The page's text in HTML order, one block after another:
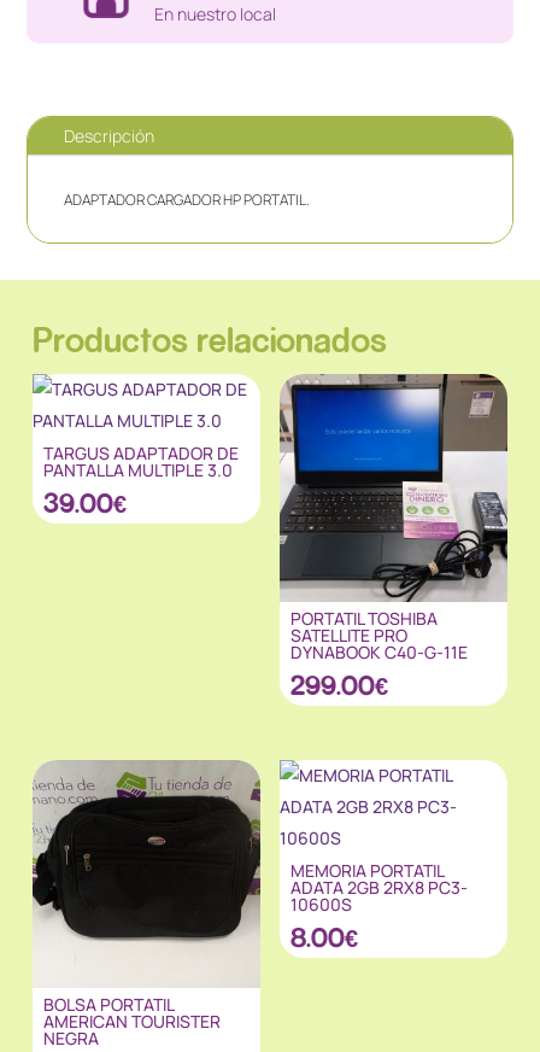
En nuestro local
Descripción
ADAPTADOR CARGADOR HP PORTATIL.
Productos relacionados
TARGUS ADAPTADOR DE
PANTALLA MULTIPLE 3.0
39.00€
PORTATIL TOSHIBA
SATELLITE PRO
DYNABOOK C40-G-11E
299.00€
BOLSA PORTATIL
AMERICAN TOURISTER
NEGRA
MEMORIA PORTATIL
ADATA 2GB 2RX8 PC3-
10600S
8.00€